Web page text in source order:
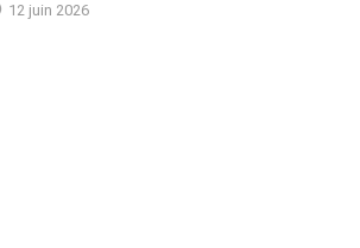
12 juin 2026